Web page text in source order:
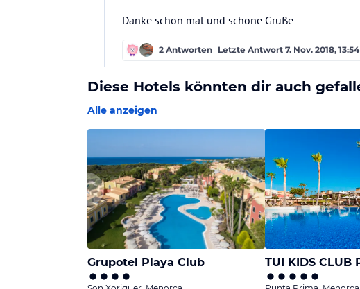
Danke schon mal und schöne Grüße
2 Antworten Letzte Antwort 7. Nov. 2018, 13:54